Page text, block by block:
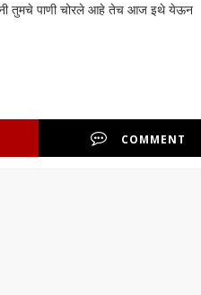
तुमचे पाणी चोरले आहे तेच आज इथे येऊन
COMMENT